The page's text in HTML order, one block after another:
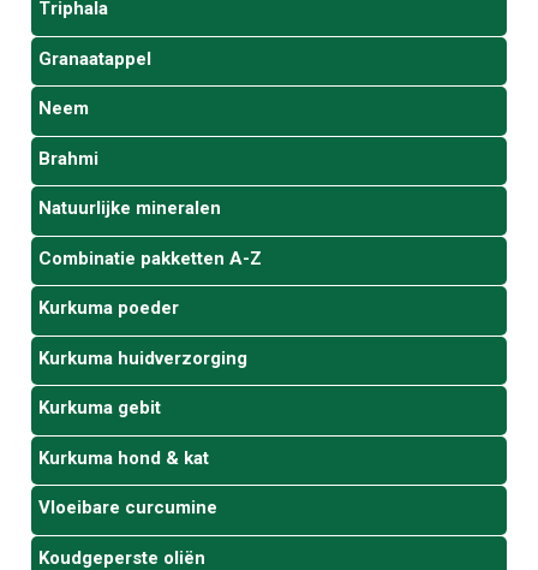
Triphala
Granaatappel
Neem
Brahmi
Natuurlijke mineralen
Combinatie pakketten A-Z
Kurkuma poeder
Kurkuma huidverzorging
Kurkuma gebit
Kurkuma hond & kat
Vloeibare curcumine
Koudgeperste oliën